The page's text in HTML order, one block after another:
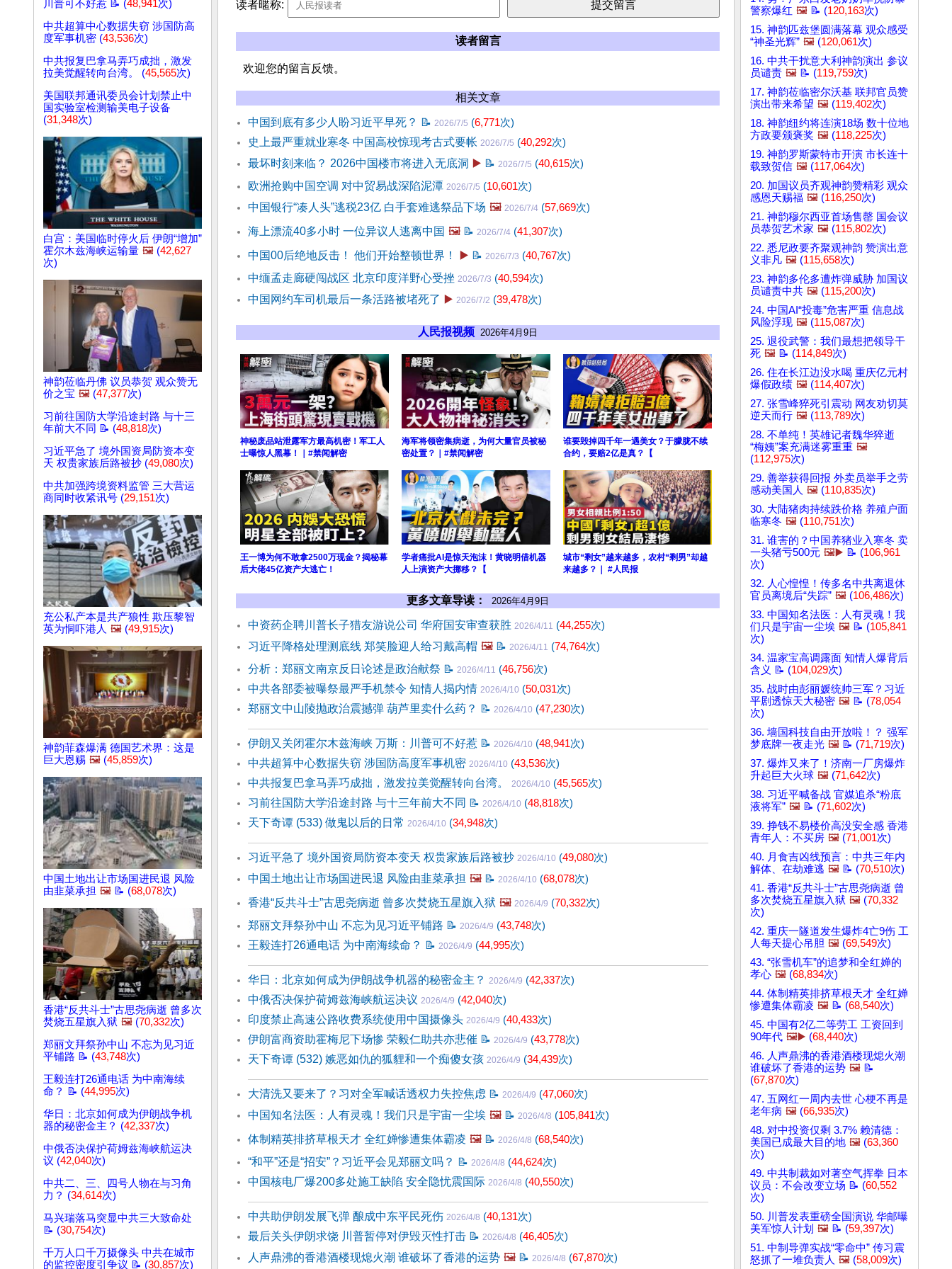
川普可不好惹 📝 (48,941次)
中共超算中心数据失窃 涉国防高
度军事机密 (43,536次)
中共报复巴拿马弄巧成拙，激发
拉美觉醒转向台湾。 (45,565次)
美国联邦通讯委员会计划禁止中
国实验室检测输美电子设备
(31,348次)
白宫：美国临时停火后 伊朗“增加”
霍尔木兹海峡运输量 🖼️ (42,627
次)
神韵莅临丹佛 议员恭贺 观众赞无
价之宝 🖼️ (47,377次)
习前往国防大学沿途封路 与十三
年前大不同 📝 (48,818次)
习近平急了 境外国资局防资本变
天 权贵家族后路被抄 (49,080次)
中共加强跨境资料监管 三大营运
商同时收紧讯号 (29,151次)
充公私产本是共产狼性 欺压黎智
英为恫吓港人 🖼️ (49,915次)
神韵菲森爆满 德国艺术界：这是
巨大恩赐 🖼️ (45,859次)
中国土地出让市场国进民退 风险
由韭菜承担 🖼️ 📝 (68,078次)
香港“反共斗士”古思尧病逝 曾多次
焚烧五星旗入狱 🖼️ (70,332次)
郑丽文拜祭孙中山 不忘为见习近
平铺路 📝 (43,748次)
王毅连打26通电话 为中南海续
命？ 📝 (44,995次)
华日：北京如何成为伊朗战争机
器的秘密金主？ (42,337次)
中俄否决保护荷姆兹海峡航运决
议 (42,040次)
中共二、三、四号人物在与习角
力？ (34,614次)
马兴瑞落马突显中共三大致命处
📝 (30,754次)
千万人口千万摄像头 中共在城市
的监控密度引争议 📝 (30,857次)
读者暱称:
读者留言
欢迎您的留言反馈。
相关文章
中国到底有多少人盼习近平早死？ 📝 2026/7/5 (6,771次)
史上最严重就业寒冬 中国高校惊现考古式要帐 2026/7/5 (40,292次)
最坏时刻来临？ 2026中国楼市将进入无底洞 ▶️ 📝 2026/7/5 (40,615次)
欧洲抢购中国空调 对中贸易战深陷泥潭 2026/7/5 (10,601次)
中国银行“凑人头”逃税23亿 白手套难逃祭品下场 🖼️ 2026/7/4 (57,669次)
海上漂流40多小时 一位异议人逃离中国 🖼️ 📝 2026/7/4 (41,307次)
中国00后绝地反击！ 他们开始整顿世界！
▶️ 📝 2026/7/3 (40,767次)
中缅孟走廊硬闯战区 北京印度洋野心受挫 2026/7/3 (40,594次)
中国网约车司机最后一条活路被堵死了 ▶️ 2026/7/2 (39,478次)
人民报视频 2026年4月9日
神秘废品站泄露军方最高机密！军工人
士曝惊人黑幕！｜#禁闻解密
海军将领密集病逝，为何大量官员被秘
密处置？｜#禁闻解密
谁要毁掉四千年一遇美女？于朦胧不续
合约，要赔2亿是真？【
王一博为何不敢拿2500万现金？揭秘幕
后大佬45亿资产大逃亡！
学者痛批AI是惊天泡沫！黄晓明借机器
人上演资产大挪移？【
城市“剩女”越来越多，农村“剩男”却越
来越多？｜ #人民报
更多文章导读： 2026年4月9日
中资药企聘川普长子猎友游说公司 华府国安审查获胜 2026/4/11 (44,255次)
习近平降格处理测底线 郑笑脸迎人给习戴高帽 🖼️ 📝 2026/4/11 (74,764次)
分析：郑丽文南京反日论述是政治献祭 📝 2026/4/11 (46,756次)
中共各部委被曝祭最严手机禁令 知情人揭内情 2026/4/10 (50,031次)
郑丽文中山陵抛政治震撼弹 葫芦里卖什么药？ 📝 2026/4/10 (47,230次)
伊朗又关闭霍尔木兹海峡 万斯：川普可不好惹 📝 2026/4/10 (48,941次)
中共超算中心数据失窃 涉国防高度军事机密 2026/4/10 (43,536次)
中共报复巴拿马弄巧成拙，激发拉美觉醒转向台湾。
2026/4/10 (45,565次)
习前往国防大学沿途封路 与十三年前大不同 📝 2026/4/10 (48,818次)
天下奇谭 (533) 做鬼以后的日常 2026/4/10 (34,948次)
习近平急了 境外国资局防资本变天 权贵家族后路被抄 2026/4/10 (49,080次)
中国土地出让市场国进民退 风险由韭菜承担 🖼️ 📝 2026/4/10 (68,078次)
香港“反共斗士”古思尧病逝 曾多次焚烧五星旗入狱 🖼️ 2026/4/9 (70,332次)
郑丽文拜祭孙中山 不忘为见习近平铺路 📝 2026/4/9 (43,748次)
王毅连打26通电话 为中南海续命？ 📝 2026/4/9 (44,995次)
华日：北京如何成为伊朗战争机器的秘密金主？ 2026/4/9 (42,337次)
中俄否决保护荷姆兹海峡航运决议 2026/4/9 (42,040次)
印度禁止高速公路收费系统使用中国摄像头 2026/4/9 (40,433次)
伊朗富商资助霍梅尼下场惨 荣毅仁助共亦悲催 📝 2026/4/9 (43,778次)
天下奇谭 (532) 嫉恶如仇的狐貍和一个痴傻女孩 2026/4/9 (34,439次)
大清洗又要来了？习对全军喊话透权力失控焦虑 📝 2026/4/9 (47,060次)
中国知名法医：人有灵魂！我们只是宇宙一尘埃 🖼️ 📝 2026/4/8 (105,841次)
体制精英排挤草根天才 全红婵惨遭集体霸凌 🖼️ 📝 2026/4/8 (68,540次)
“和平”还是“招安”？习近平会见郑丽文吗？ 📝 2026/4/8 (44,624次)
中国核电厂爆200多处施工缺陷 安全隐忧震国际 2026/4/8 (40,550次)
中共助伊朗发展飞弹 酿成中东平民死伤 2026/4/8 (40,131次)
最后关头伊朗求饶 川普暂停对伊毁灭性打击 📝 2026/4/8 (46,405次)
人声鼎沸的香港酒楼现熄火潮 谁破坏了香港的运势 🖼️ 📝 2026/4/8 (67,870次)
警察爆红 🖼️ 📝 (120,163次)
15. 神韵匹兹堡圆满落幕 观众感受
“神圣光辉” 🖼️ (120,061次)
16. 中共干扰意大利神韵演出 参议
员谴责 🖼️ 📝 (119,759次)
17. 神韵莅临密尔沃基 联邦官员赞
演出带来希望 🖼️ (119,402次)
18. 神韵纽约将连演18场 数十位地
方政要颁褒奖 🖼️ (118,225次)
19. 神韵罗斯蒙特市开演 市长连十
载致贺信 🖼️ (117,064次)
20. 加国议员齐观神韵赞精彩 观众
感恩天赐福 🖼️ (116,250次)
21. 神韵穆尔西亚首场售罄 国会议
员恭贺艺术家 🖼️ (115,802次)
22. 悉尼政要齐聚观神韵 赞演出意
义非凡 🖼️ (115,658次)
23. 神韵多伦多遭炸弹威胁 加国议
员谴责中共 🖼️ (115,200次)
24. 中国AI“投毒”危害严重 信息战
风险浮现 🖼️ (115,087次)
25. 退役武警：我们最想把领导干
死 🖼️ 📝 (114,849次)
26. 住在长江边没水喝 重庆亿元村
爆假政绩 🖼️ (114,407次)
27. 张雪峰猝死引震动 网友劝切莫
逆天而行 🖼️ (113,789次)
28. 不单纯！英雄记者魏华猝逝
“梅姨”案充满迷雾重重 🖼️
(112,975次)
29. 善举获得回报 外卖员举手之劳
感动美国人 🖼️ (110,835次)
30. 大陆猪肉持续跌价格 养殖户面
临寒冬 🖼️ (110,751次)
31. 谁害的？中国养猪业入寒冬 卖
一头猪亏500元 🖼️▶️ 📝 (106,961
次)
32. 人心惶惶！传多名中共离退休
官员离境后“失踪” 🖼️ (106,486次)
33. 中国知名法医：人有灵魂！我
们只是宇宙一尘埃 🖼️ 📝 (105,841
次)
34. 温家宝高调露面 知情人爆背后
含义 📝 (104,029次)
35. 战时由彭丽媛统帅三军？习近
平剧透惊天大秘密 🖼️ 📝 (78,054
次)
36. 墙国科技自由开放啦！？ 强军
梦底牌一夜走光 🖼️ 📝 (71,719次)
37. 爆炸又来了！济南一厂房爆炸
升起巨大火球 🖼️ (71,642次)
38. 习近平喊备战 官媒追杀“粉底
液将军” 🖼️ 📝 (71,602次)
39. 挣钱不易楼价高没安全感 香港
青年人：不买房 🖼️ (71,001次)
40. 月食吉凶线预言：中共三年内
解体、在劫难逃 🖼️ 📝 (70,510次)
41. 香港“反共斗士”古思尧病逝 曾
多次焚烧五星旗入狱 🖼️ (70,332
次)
42. 重庆一隧道发生爆炸4亡9伤 工
人每天提心吊胆 🖼️ (69,549次)
43. “张雪机车”的追梦和全红婵的
孝心 🖼️ (68,834次)
44. 体制精英排挤草根天才 全红婵
惨遭集体霸凌 🖼️ 📝 (68,540次)
45. 中国有2亿二等劳工 工资回到
90年代 🖼️▶️ (68,440次)
46. 人声鼎沸的香港酒楼现熄火潮
谁破坏了香港的运势 🖼️ 📝
(67,870次)
47. 五网红一周内去世 心梗不再是
老年病 🖼️ (66,935次)
48. 对中投资仅剩 3.7% 赖清德：
美国已成最大目的地 🖼️ (63,360
次)
49. 中共制裁如对著空气挥拳 日本
议员：不会改变立场 📝 (60,552
次)
50. 川普发表重磅全国演说 华邮曝
美军惊人计划 🖼️ 📝 (59,397次)
51. 中制导弹实战“零命中” 传习震
怒抓了一堆负责人 🖼️ (58,009次)